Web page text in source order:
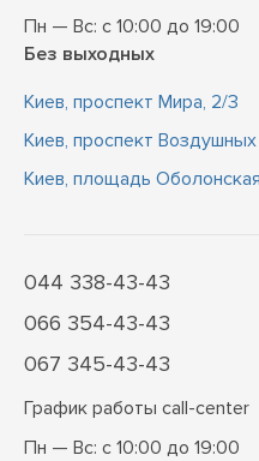
Пн — Вс: с 10:00 до 19:00
Без выходных
Киев, проспект Мира, 2/3
Киев, проспект
Киев, площадь
044 338-43-43
066 354-43-43
067 345-43-43
График работы call-center
Пн — Вс: с 10:00 до 19:00